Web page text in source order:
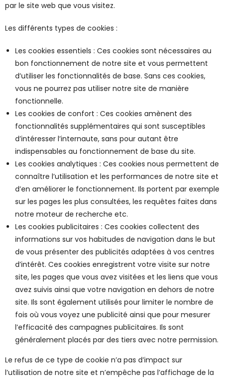
par le site web que vous visitez.
Les différents types de cookies :
Les cookies essentiels : Ces cookies sont nécessaires au
bon fonctionnement de notre site et vous permettent
d’utiliser les fonctionnalités de base. Sans ces cookies,
vous ne pourrez pas utiliser notre site de manière
fonctionnelle.
Les cookies de confort : Ces cookies amènent des
fonctionnalités supplémentaires qui sont susceptibles
d’intéresser l’internaute, sans pour autant être
indispensables au fonctionnement de base du site.
Les cookies analytiques : Ces cookies nous permettent de
connaître l’utilisation et les performances de notre site et
d’en améliorer le fonctionnement. Ils portent par exemple
sur les pages les plus consultées, les requêtes faites dans
notre moteur de recherche etc.
Les cookies publicitaires : Ces cookies collectent des
informations sur vos habitudes de navigation dans le but
de vous présenter des publicités adaptées à vos centres
d’intérêt. Ces cookies enregistrent votre visite sur notre
site, les pages que vous avez visitées et les liens que vous
avez suivis ainsi que votre navigation en dehors de notre
site. Ils sont également utilisés pour limiter le nombre de
fois où vous voyez une publicité ainsi que pour mesurer
l’efficacité des campagnes publicitaires. Ils sont
généralement placés par des tiers avec notre permission.
Le refus de ce type de cookie n’a pas d’impact sur
l’utilisation de notre site et n’empêche pas l’affichage de la